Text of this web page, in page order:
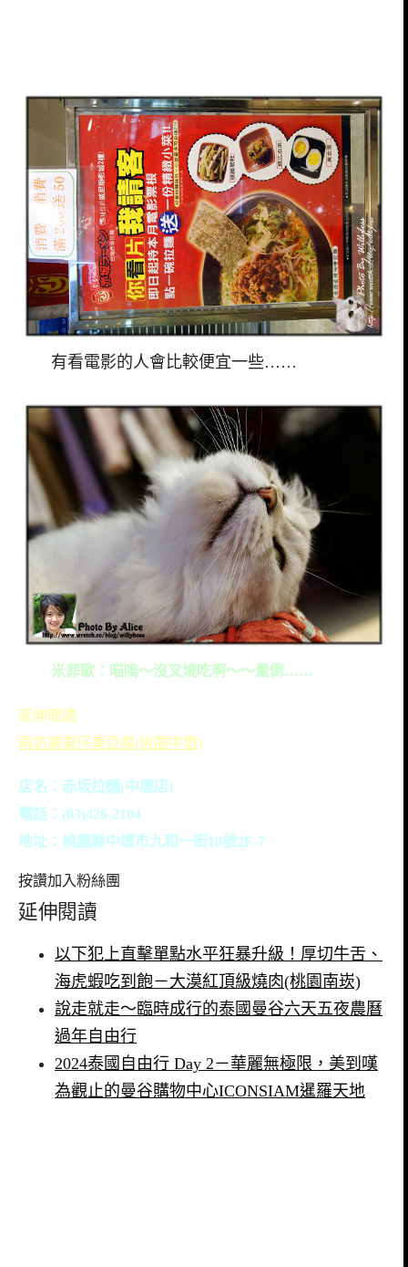
有看電影的人會比較便宜一些……
米菲歐：喵嗚～沒叉燒吃啊～～暈倒……
延伸閱讀
再訪廣東仔臭豆腐(桃園中壢)
店名：赤坂拉麵(中壢店)
電話：(03)426-2104
地址： 桃園縣中壢市九和一街18號2F-7
按讚加入粉絲團
延伸閱讀
以下犯上直擊單點水平狂暴升級！厚切牛舌、
海虎蝦吃到飽－大漠紅頂級燒肉(桃園南崁)
說走就走～臨時成行的泰國曼谷六天五夜農曆
過年自由行
2024泰國自由行 Day 2－華麗無極限，美到嘆
為觀止的曼谷購物中心ICONSIAM暹羅天地